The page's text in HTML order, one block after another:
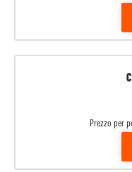
Prezzo per